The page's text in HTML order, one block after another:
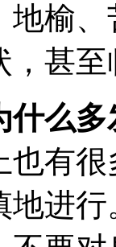
地榆
，甚
什么
也有
地进